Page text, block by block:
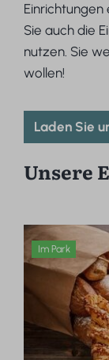
Einrichtungen
Sie auch die
nutzen. Sie
wollen!
Laden Sie
Unsere
Im Park